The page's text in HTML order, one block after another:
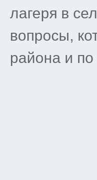
лагеря в
вопросы,
района и